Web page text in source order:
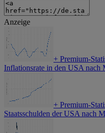
Anzeige
+ Premium-
Inflationsrate in den USA nach
+ Premium-
Staatsschulden der USA nach